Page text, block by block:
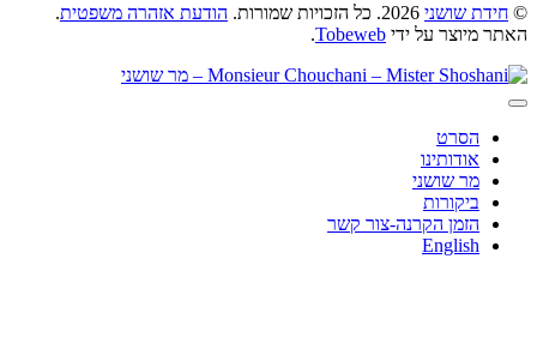
© חידת שושני הודעת אזהרה משפטית.
האתר מיוצר על ידי Tobeweb
.
הסרט
אודותינו
מר שושני
ביקורות
הזמן הקרנה-צור קשר
English